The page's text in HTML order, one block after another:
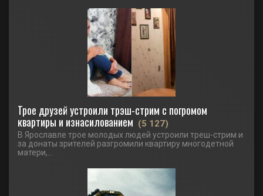
Трое друзей устроили трэш-стрим с погромом
квартиры и изнасилованием (5 127)
В Ярославле трое молодых людей устроили треш-стрим и
за донаты зрителей разгромили квартиру многодетной
матери,...